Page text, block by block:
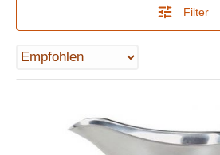
Filter